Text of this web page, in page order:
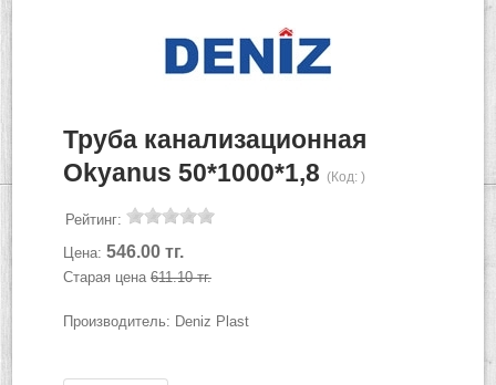
Труба канализационная
Okyanus 50*1000*1,8 (Код: )
Рейтинг:
Цена: 546.00 тг.
Старая цена 611.10 тг.
Производитель: Deniz Plast